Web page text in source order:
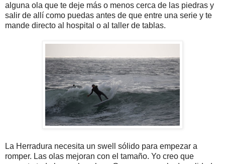
alguna ola que te deje más o menos cerca de las piedras y
salir de allí como puedas antes de que entre una serie y te
mande directo al hospital o al taller de tablas.
La Herradura necesita un swell sólido para empezar a
romper. Las olas mejoran con el tamaño. Yo creo que